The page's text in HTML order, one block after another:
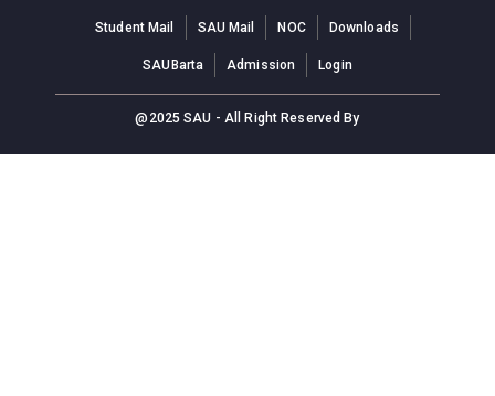
Student Mail SAU Mail NOC Downloads
SAUBarta Admission Login
@2025 SAU - All Right Reserved By